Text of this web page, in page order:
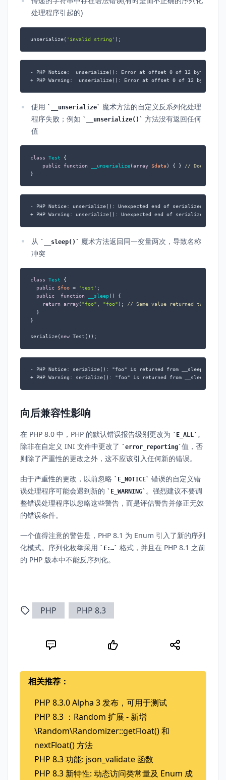
处理程序引起的)
unserialize( 'invalid string' );
- PHP Notice:  unserialize(): Error at offset 0 of 12 bytes
+ PHP Warning:  unserialize(): Error at offset 0 of 12 bytes
使用 __unserialize
魔术方法的自定义反系列化处理
程序失败；例如
__unserialize()
方法没有返回任何
值
class Test
{
public
function __unserialize(array $data) { }
// Does not
}
- PHP Notice: unserialize(): Unexpected end of serialized data
+ PHP Warning: unserialize(): Unexpected end of serialized data
从 __sleep()
魔术方法返回同一变量两次，导致名称
冲突
class Test
{
public
$foo = 'test' ;
public
function __sleep( )
{
return
array( "foo" , "foo" );
// Same value returned twice
  }
}
serialize( new Test());
- PHP Notice: serialize(): "foo" is returned from __sleep()
+ PHP Warning: serialize(): "foo" is returned from __sleep()
向后兼容性影响
在 PHP 8.0 中，PHP 的默认错误报告级别更改为 E_ALL 。
除非在自定义 INI 文件中更改了
error_reporting 值，否
则除了严重性的更改之外，这不应该引入任何新的错误。
由于严重性的更改，以前忽略 E_NOTICE
错误的自定义错
误处理程序可能会遇到新的
E_WARNING 。强烈建议不要调
整错误处理程序以忽略这些警告，而是评估警告并修正无效
的错误条件。
一个值得注意的警告是，PHP 8.1 为 Enum 引入了新的序列
化模式。序列化枚举采用
E:…
格式，并且在 PHP 8.1 之前
的 PHP 版本中不能反序列化。
PHP PHP 8.3
相关推荐：
PHP 8.3.0 Alpha 3 发布，可用于测试
PHP 8.3 ：Random 扩展 - 新增
\Random\Randomizer::getFloat() 和
nextFloat() 方法
PHP 8.3 功能: json_validate 函数
PHP 8.3 新特性: 动态访问类常量及 Enum 成